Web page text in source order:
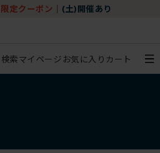
限定クーポン (土)開催あり
検索マイページ お気に入り カート